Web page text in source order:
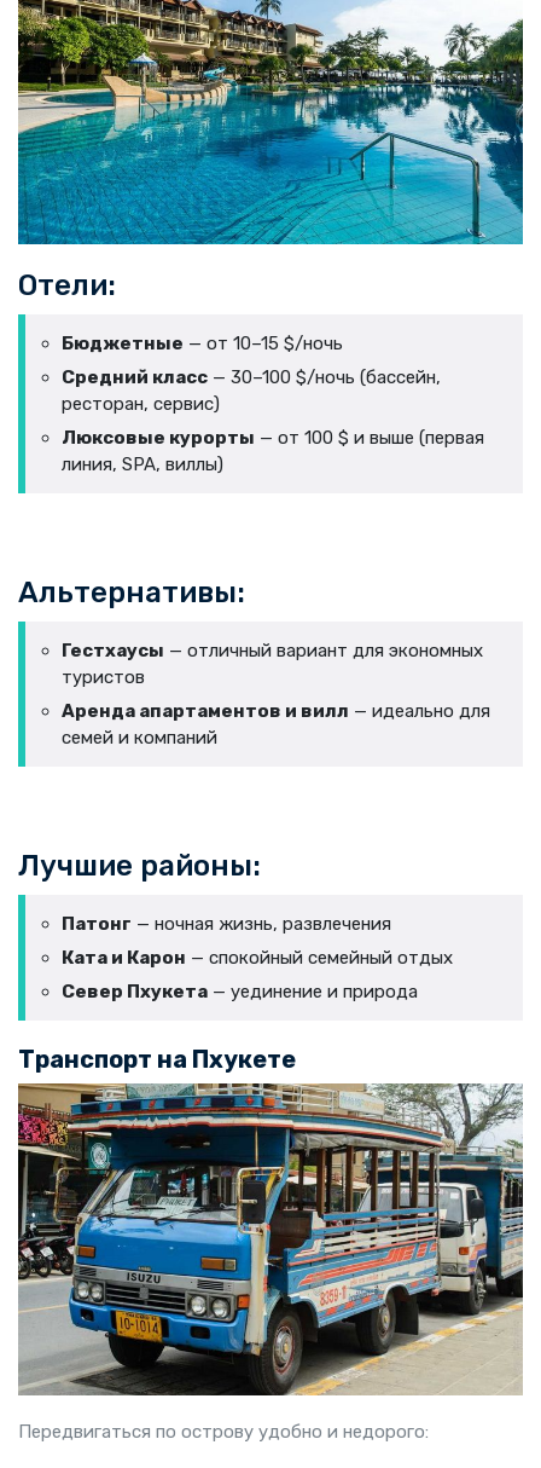
Отели:
Бюджетные — от 10–15 $/ночь
Средний класс — 30–100 $/ночь (бассейн,
ресторан, сервис)
Люксовые курорты — от 100 $ и выше (первая
линия, SPA, виллы)
Альтернативы:
Гестхаусы — отличный вариант для экономных
туристов
Аренда апартаментов и вилл — идеально для
семей и компаний
Лучшие районы:
Патонг — ночная жизнь, развлечения
Ката и Карон — спокойный семейный отдых
Север Пхукета — уединение и природа
Транспорт на Пхукете
Передвигаться по острову удобно и недорого: